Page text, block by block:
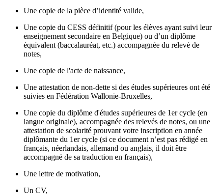
Une copie de la pièce d’identité valide,
Une copie du CESS définitif (pour les élèves ayant suivi leur
enseignement secondaire en Belgique) ou d’un diplôme
équivalent (baccalauréat, etc.) accompagnée du relevé de
notes,
Une copie de l'acte de naissance,
Une attestation de non-dette si des études supérieures ont été
suivies en Fédération Wallonie-Bruxelles,
Une copie du diplôme d'études supérieures de 1er cycle (en
langue originale), accompagnée des relevés de notes, ou une
attestation de scolarité prouvant votre inscription en année
diplômante du 1er cycle (si ce document n’est pas rédigé en
français, néerlandais, allemand ou anglais, il doit être
accompagné de sa traduction en français),
Une lettre de motivation,
Un CV,